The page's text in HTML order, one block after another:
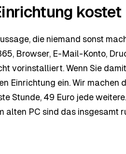
kostet
die niemand sonst
Browser, E-Mail-Konto,
vorinstalliert. Wenn Sie
Einrichtung ein. Wir machen
Stunde, 49 Euro jede
alten PC sind das insgesamt